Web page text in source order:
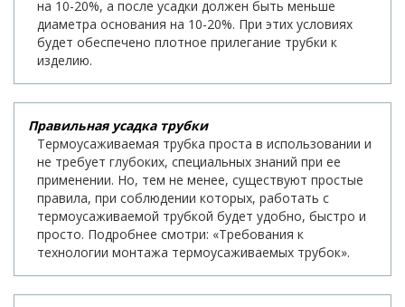
на 10-20%, а после усадки должен быть меньше
диаметра основания на 10-20%. При этих условиях
будет обеспечено плотное прилегание трубки к
изделию.
Правильная усадка трубки
Термоусаживаемая трубка проста в использовании и
не требует глубоких, специальных знаний при ее
применении. Но, тем не менее, существуют простые
правила, при соблюдении которых, работать с
термоусаживаемой трубкой будет удобно, быстро и
просто. Подробнее смотри: «Требования к
технологии монтажа термоусаживаемых трубок».